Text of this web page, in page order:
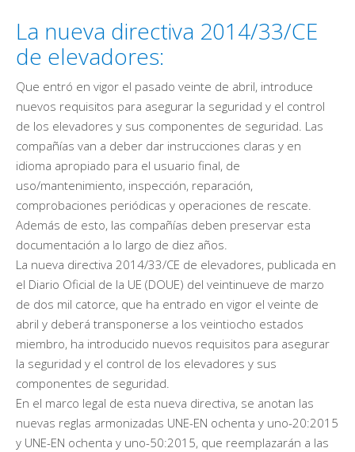
La nueva directiva 2014/33/CE
de elevadores:
Que entró en vigor el pasado veinte de abril, introduce
nuevos requisitos para asegurar la seguridad y el control
de los elevadores y sus componentes de seguridad. Las
compañías van a deber dar instrucciones claras y en
idioma apropiado para el usuario final, de
uso/mantenimiento, inspección, reparación,
comprobaciones periódicas y operaciones de rescate.
Además de esto, las compañías deben preservar esta
documentación a lo largo de diez años.
La nueva directiva 2014/33/CE de elevadores, publicada en
el Diario Oficial de la UE (DOUE) del veintinueve de marzo
de dos mil catorce, que ha entrado en vigor el veinte de
abril y deberá transponerse a los veintiocho estados
miembro, ha introducido nuevos requisitos para asegurar
la seguridad y el control de los elevadores y sus
componentes de seguridad.
En el marco legal de esta nueva directiva, se anotan las
nuevas reglas armonizadas UNE-EN ochenta y uno-20:2015
y UNE-EN ochenta y uno-50:2015, que reemplazarán a las